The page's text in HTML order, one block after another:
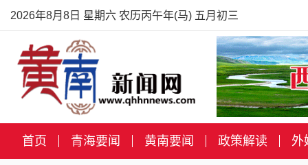
2026年8月8日 星期六 农历丙午年(马) 五月初三
首页 青海要闻 黄南要闻 政策解读 外